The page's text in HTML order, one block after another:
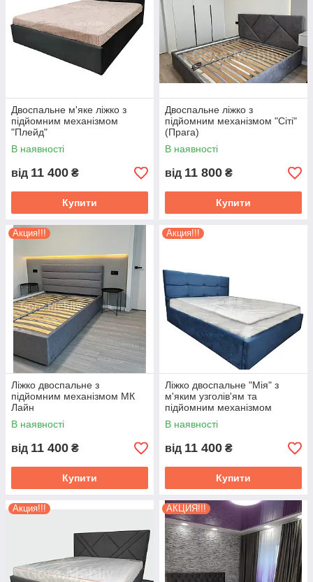
Двоспальне м'яке ліжко з
підйомним механізмом
"Плейд"
В наявності
від 11 400 ₴
Купити
Двоспальне ліжко з
підйомним механізмом "Сіті"
(Прага)
В наявності
від 11 800 ₴
Купити
Акция!!!
Ліжко двоспальне з
підйомним механізмом МК
Лайн
В наявності
від 11 400 ₴
Купити
Акция!!!
Ліжко двоспальне "Мія" з
м'яким узголів'ям та
підйомним механізмом
В наявності
від 11 400 ₴
Купити
Акция!!! АКЦИЯ!!!